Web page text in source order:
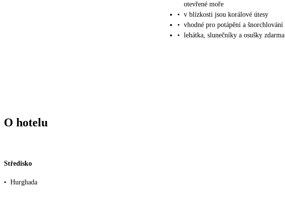
otevřené moře
• v blízkosti jsou korálové útesy
• vhodné pro potápění a šnorchlování
• lehátka, slunečníky a osušky zdarma
O hotelu
Středisko
• Hurghada